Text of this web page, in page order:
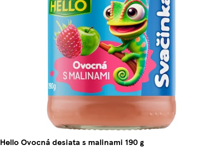
Hello Ovocná desiata s malinami 190 g